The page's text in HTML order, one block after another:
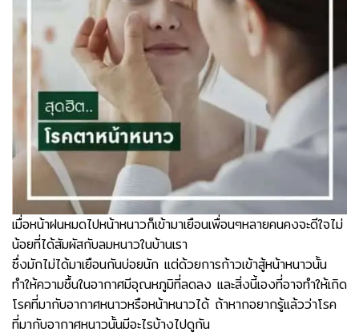
เมื่อหน้าฝนหมดไปหน้าหนาวก็เข้ามาเยือนเพื่อนๆหลายคนคงจะดีใจไม่
น้อยที่ได้สัมผัสกับลมหนาวในบ้านเรา
ซึ่งมักไม่ได้มาเยือนกันบ่อยนัก แต่ด้วยการก้าวเข้าสู้หน้าหนาวนั้น
ทำให้ความชื้นในอากาศมีอุณหภูมิที่ลดลง และสิ่งนี้เองที่อาจทำให้เกิด
โรคที่มากับอากาศหนาวหรือหน้าหนาวได้ ถ้าหากอยากรู้แล้วว่าโรค
ที่มากับอากาศหนาวนั้นมีอะไรบ้างไปดูกัน